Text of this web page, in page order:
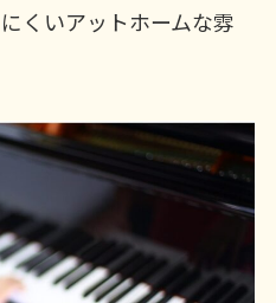
くいアットホームな雰